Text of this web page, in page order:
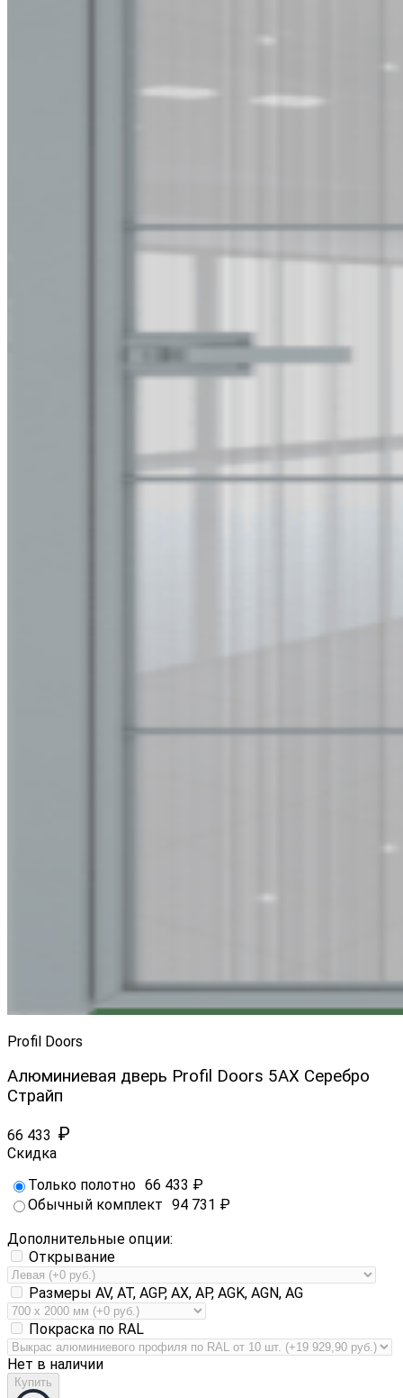
Profil Doors
Алюминиевая дверь Profil Doors 5AX Серебро
Страйп
66 433 ₽
Скидка
Только полотно 66 433 ₽
Обычный комплект 94 731 ₽
Дополнительные опции:
Открывание
Размеры AV, AT, AGP, AX, AP, AGK, AGN, AG
Покраска по RAL
Нет в наличии
Купить